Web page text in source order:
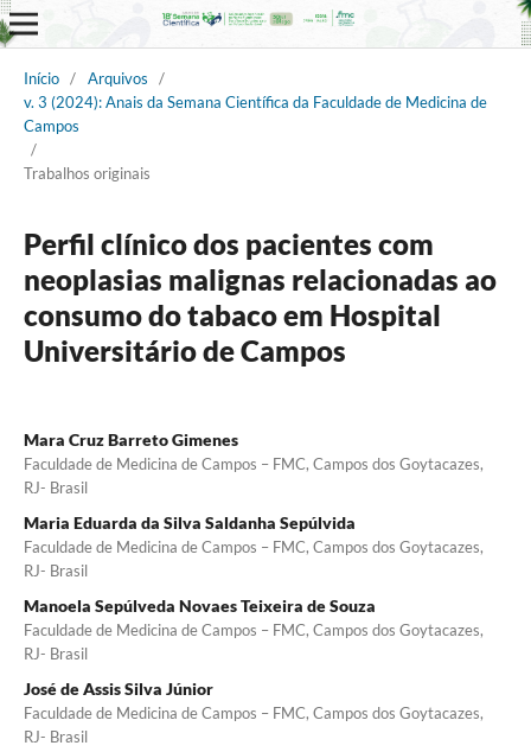
Início / Arquivos
/
v. 3 (2024): Anais da Semana Científica da Faculdade de Medicina de
Campos
/
Trabalhos originais
Perfil clínico dos pacientes com
neoplasias malignas relacionadas ao
consumo do tabaco em Hospital
Universitário de Campos
Mara Cruz Barreto Gimenes
Faculdade de Medicina de Campos – FMC, Campos dos Goytacazes,
RJ- Brasil
Maria Eduarda da Silva Saldanha Sepúlvida
Faculdade de Medicina de Campos – FMC, Campos dos Goytacazes,
RJ- Brasil
Manoela Sepúlveda Novaes Teixeira de Souza
Faculdade de Medicina de Campos – FMC, Campos dos Goytacazes,
RJ- Brasil
José de Assis Silva Júnior
Faculdade de Medicina de Campos – FMC, Campos dos Goytacazes,
RJ- Brasil